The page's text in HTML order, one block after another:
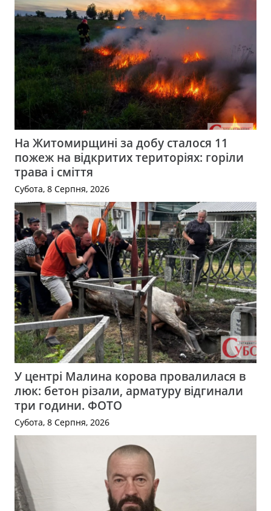
На Житомирщині за добу сталося 11
пожеж на відкритих територіях: горіли
трава і сміття
Субота, 8 Серпня, 2026
У центрі Малина корова провалилася в
люк: бетон різали, арматуру відгинали
три години. ФОТО
Субота, 8 Серпня, 2026